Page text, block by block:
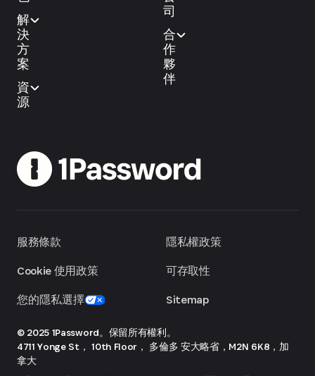
解
決
方
案
資
源
司
合
作
夥
伴
服務條款
Cookie 使用政策
您的隱私選擇
隱私權政策
可存取性
Sitemap
© 2025 1Password。保留所有權利。
4711 Yonge St， 10th Floor， 多倫多 安大略省，M2N 6K8，加
拿大